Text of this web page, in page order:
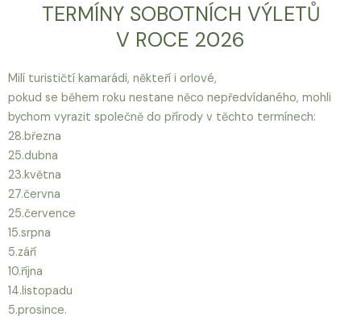
TERMÍNY SOBOTNÍCH VÝLETŮ
V ROCE 2026
Milí turističtí kamarádi, někteří i orlové,
pokud se během roku nestane něco nepředvídaného, mohli
bychom vyrazit společně do přírody v těchto termínech:
28.března
25.dubna
23.května
27.června
25.července
15.srpna
5.září
10.října
14.listopadu
5.prosince.